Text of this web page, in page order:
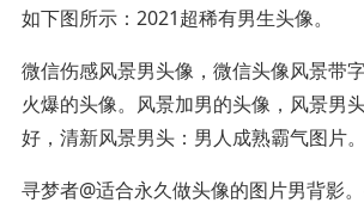
如下图所示：2021超稀有男生头像。
微信伤感风景男头像，微信头像风景带
火爆的头像。风景加男的头像，风景男
好，清新风景男头：男人成熟霸气图片。
寻梦者@适合永久做头像的图片男背影